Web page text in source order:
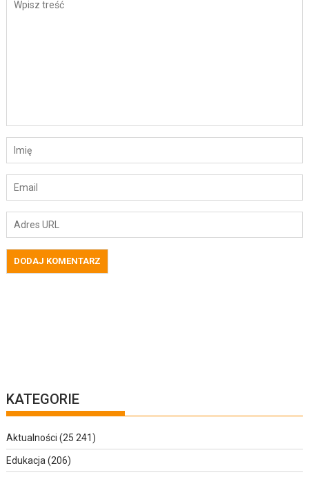
KATEGORIE
Aktualności (25 241)
Edukacja (206)